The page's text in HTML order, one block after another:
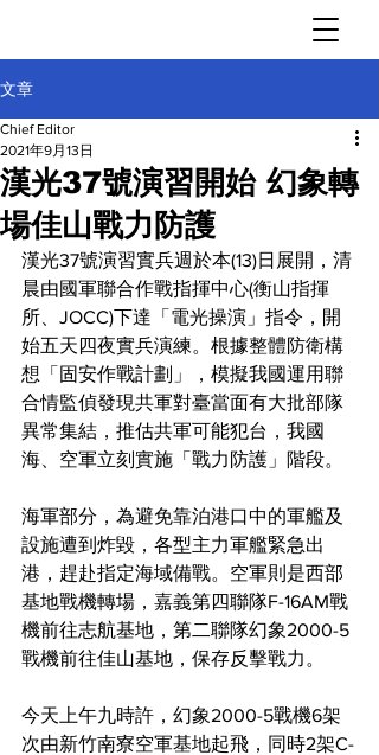
文章
漢光37號演習開始 幻象轉
場佳山戰力防護
Chief Editor
2021年9月13日
漢光37號演習實兵週於本(13)日展開，清
晨由國軍聯合作戰指揮中心(衡山指揮
所、JOCC)下達「電光操演」指令，開
始五天四夜實兵演練。根據整體防衛構
想「固安作戰計劃」，模擬我國運用聯
合情監偵發現共軍對臺當面有大批部隊
異常集結，推估共軍可能犯台，我國
海、空軍立刻實施「戰力防護」階段。
海軍部分，為避免靠泊港口中的軍艦及
設施遭到炸毀，各型主力軍艦緊急出
港，趕赴指定海域備戰。空軍則是西部
基地戰機轉場，嘉義第四聯隊F-16AM戰
機前往志航基地，第二聯隊幻象2000-5
戰機前往佳山基地，保存反擊戰力。
今天上午九時許，幻象2000-5戰機6架
次由新竹南寮空軍基地起飛，同時2架C-